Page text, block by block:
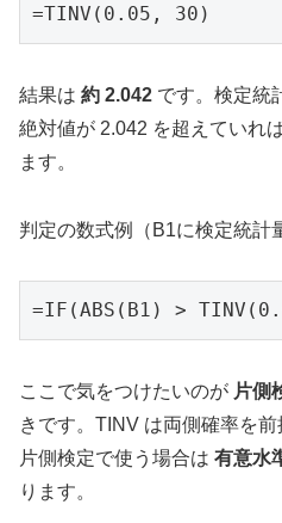
=TINV(0.05, 30)
結果は 約 2.042 です。検定統
絶対値が 2.042 を超えていれ
ます。
判定の数式例（B1に検定統計
=IF(ABS(B1) >
ここで気をつけたいのが 片側
きです。TINV は両側確率を
片側検定で使う場合は 有意水
ります。